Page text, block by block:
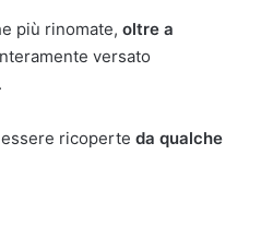
più rinomate, oltre a
versato
ricoperte da qualche